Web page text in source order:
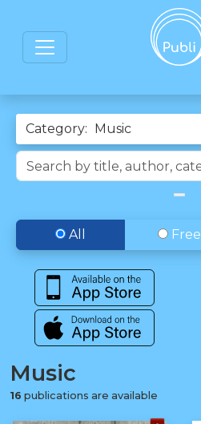
Category:
All Free
Music
16 publications are available